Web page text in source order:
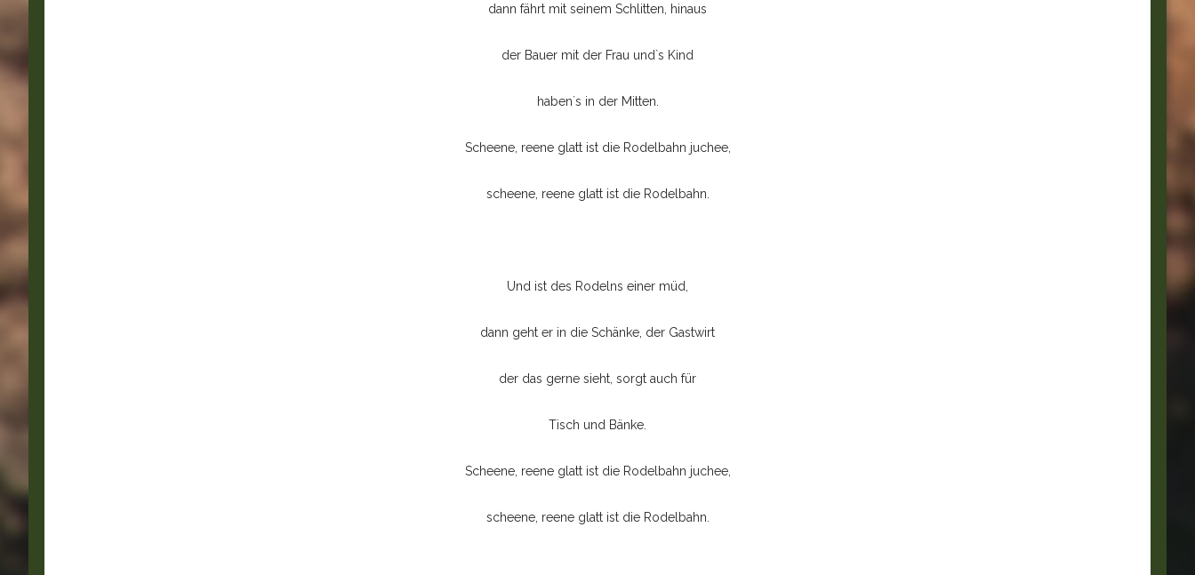
dann fährt mit seinem Schlitten, hinaus
der Bauer mit der Frau und`s Kind
haben`s in der Mitten.
Scheene, reene glatt ist die Rodelbahn juchee,
scheene, reene glatt ist die Rodelbahn.
Und ist des Rodelns einer müd,
dann geht er in die Schänke, der Gastwirt
der das gerne sieht, sorgt auch für
Tisch und Bänke.
Scheene, reene glatt ist die Rodelbahn juchee,
scheene, reene glatt ist die Rodelbahn.